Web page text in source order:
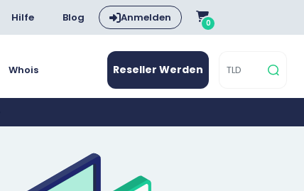
Hilfe Blog Anmelden 0
Whois Reseller Werden